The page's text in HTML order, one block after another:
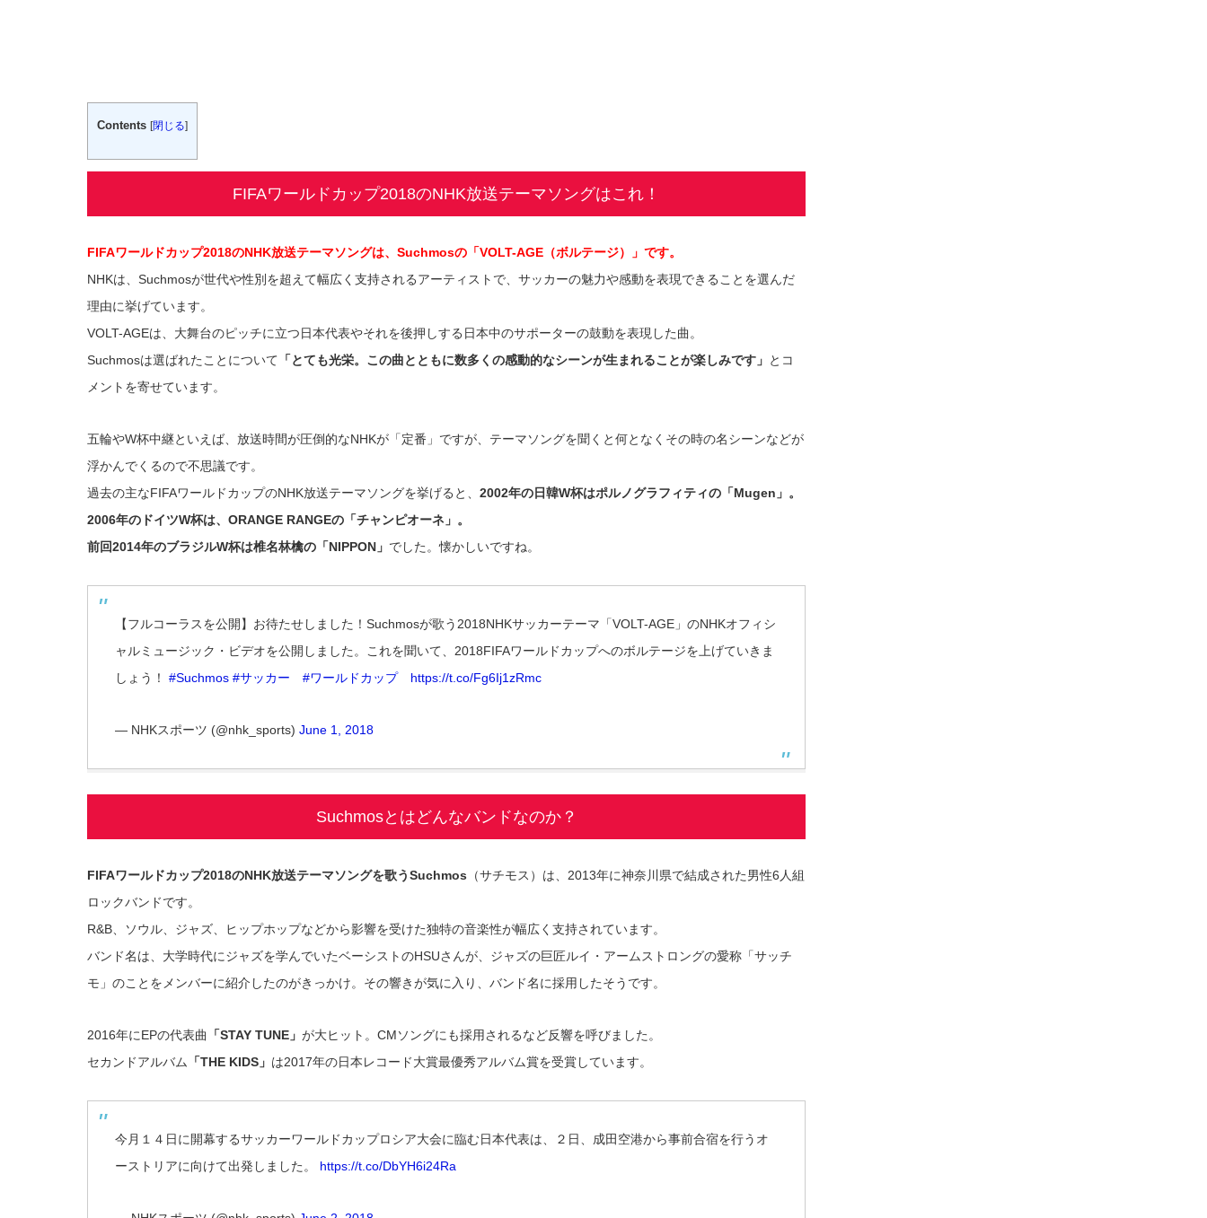
Contents [閉じる]
FIFAワールドカップ2018のNHK放送テーマソングはこれ！
FIFAワールドカップ2018のNHK放送テーマソングは、Suchmosの「VOLT-AGE（ボルテージ）」です。
NHKは、Suchmosが世代や性別を超えて幅広く支持されるアーティストで、サッカーの魅力や感動を表現できることを選んだ
理由に挙げています。
VOLT-AGEは、大舞台のピッチに立つ日本代表やそれを後押しする日本中のサポーターの鼓動を表現した曲。
Suchmosは選ばれたことについて 「とても光栄。この曲とともに数多くの感動的なシーンが生まれることが楽しみです」 とコ
メントを寄せています。
五輪やW杯中継といえば、放送時間が圧倒的なNHKが「定番」ですが、テーマソングを聞くと何となくその時の名シーンなどが
浮かんでくるので不思議です。
過去の主なFIFAワールドカップのNHK放送テーマソングを挙げると、 2002年の日韓W杯はポルノグラフィティの「Mugen」。
2006年のドイツW杯は、ORANGE RANGEの「チャンピオーネ」。
前回2014年のブラジルW杯は椎名林檎の「NIPPON」 でした。懐かしいですね。
【フルコーラスを公開】お待たせしました！Suchmosが歌う2018NHKサッカーテーマ「VOLT-AGE」のNHKオフィシ
ャルミュージック・ビデオを公開しました。これを聞いて、2018FIFAワールドカップへのボルテージを上げていきま
しょう！ #Suchmos #サッカー #ワールドカップ https://t.co/Fg6Ij1zRmc
— NHKスポーツ (@nhk_sports) June 1, 2018
Suchmosとはどんなバンドなのか？
FIFAワールドカップ2018のNHK放送テーマソングを歌うSuchmos （サチモス）は、2013年に神奈川県で結成された男性6人組
ロックバンドです。
R&B、ソウル、ジャズ、ヒップホップなどから影響を受けた独特の音楽性が幅広く支持されています。
バンド名は、大学時代にジャズを学んでいたベーシストのHSUさんが、ジャズの巨匠ルイ・アームストロングの愛称「サッチ
モ」のことをメンバーに紹介したのがきっかけ。その響きが気に入り、バンド名に採用したそうです。
2016年にEPの代表曲 「STAY TUNE」 が大ヒット。CMソングにも採用されるなど反響を呼びました。
セカンドアルバム 「THE KIDS」 は2017年の日本レコード大賞最優秀アルバム賞を受賞しています。
今月１４日に開幕するサッカーワールドカップロシア大会に臨む日本代表は、２日、成田空港から事前合宿を行うオ
ーストリアに向けて出発しました。 https://t.co/DbYH6i24Ra